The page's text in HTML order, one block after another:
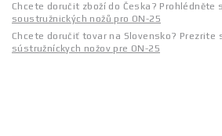
Chcete doručit zboží do Česka? Prohlédněte
soustružnických nožů pro ON-25
Chcete doručiť tovar na Slovensko? Prezrite
sústružníckych nožov pre ON-25